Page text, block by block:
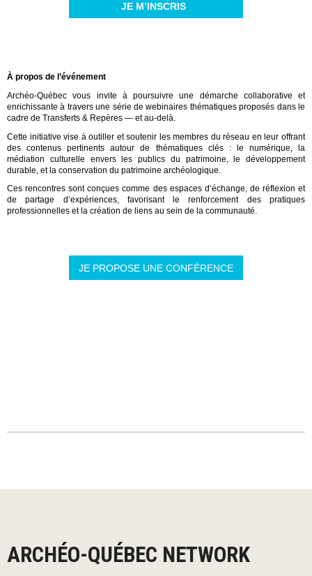
JE M’INSCRIS
À propos de l’événement
Archéo-Québec vous invite à poursuivre une démarche collaborative et
enrichissante à travers une série de webinaires thématiques proposés dans le
cadre de Transferts & Repères — et au-delà.
Cette initiative vise à outiller et soutenir les membres du réseau en leur offrant
des contenus pertinents autour de thématiques clés : le numérique, la
médiation culturelle envers les publics du patrimoine, le développement
durable, et la conservation du patrimoine archéologique.
Ces rencontres sont conçues comme des espaces d’échange, de réflexion et
de partage d’expériences, favorisant le renforcement des pratiques
professionnelles et la création de liens au sein de la communauté.
JE PROPOSE UNE CONFÉRENCE
ARCHÉO-QUÉBEC NETWORK